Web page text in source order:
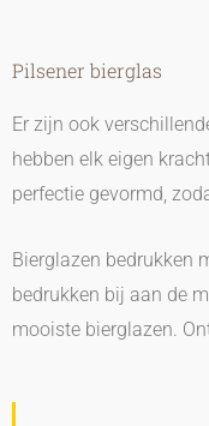
Pilsener bierglas
Er zijn ook
hebben elk eigen
perfectie gevormd,
Bierglazen bedrukken
bedrukken bij aan de
mooiste bierglazen.